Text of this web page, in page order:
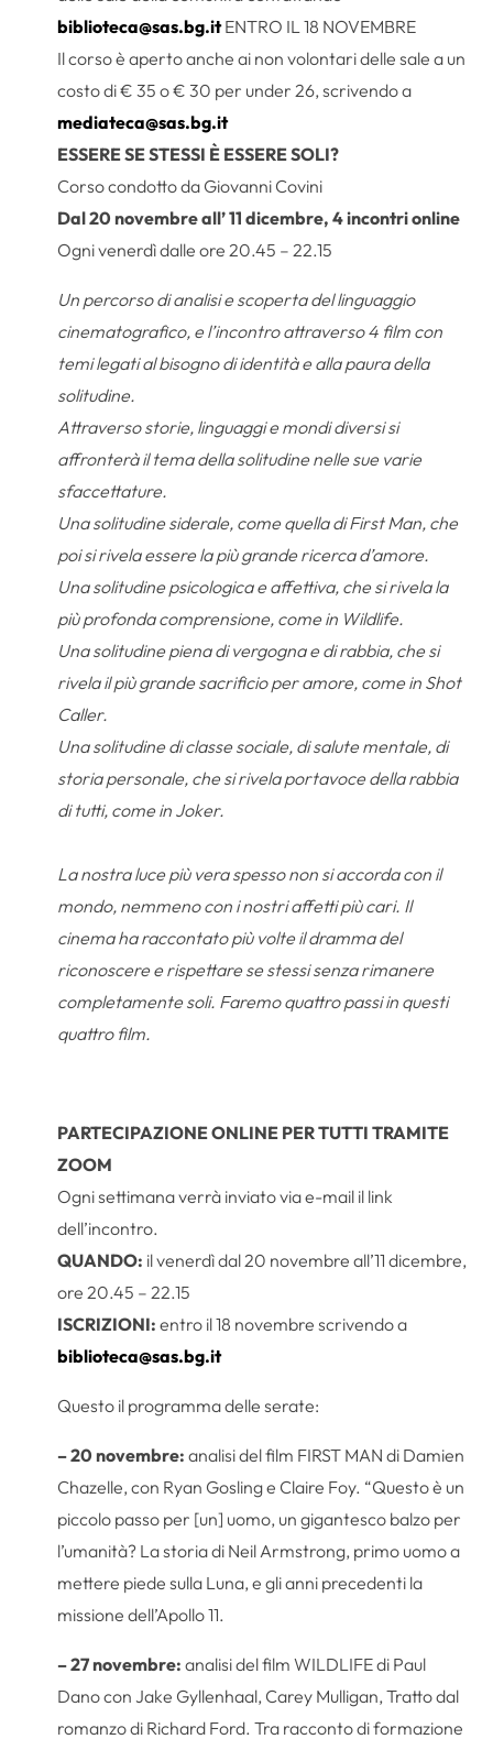
biblioteca@sas.bg.itENTRO IL 18 NOVEMBRE
Il corso è aperto anche ai non volontari delle sale a un
costo di € 35 o € 30 per under 26, scrivendo a
mediateca@sas.bg.it
ESSERE SE STESSI È ESSERE SOLI?
Corso condotto da Giovanni Covini
Dal 20 novembre all’ 11 dicembre, 4 incontri online
Ogni venerdì dalle ore 20.45 – 22.15
Un percorso di analisi e scoperta del linguaggio
cinematografico, e l’incontro attraverso 4 film con
temi legati al bisogno di identità e alla paura della
solitudine.
Attraverso storie, linguaggi e mondi diversi si
affronterà il tema della solitudine nelle sue varie
sfaccettature.
Una solitudine siderale, come quella di First Man, che
poi si rivela essere la più grande ricerca d’amore.
Una solitudine psicologica e affettiva, che si rivela la
più profonda comprensione, come in Wildlife.
Una solitudine piena di vergogna e di rabbia, che si
rivela il più grande sacrificio per amore, come in Shot
Caller.
Una solitudine di classe sociale, di salute mentale, di
storia personale, che si rivela portavoce della rabbia
di tutti, come in Joker.
La nostra luce più vera spesso non si accorda con il
mondo, nemmeno con i nostri affetti più cari. Il
cinema ha raccontato più volte il dramma del
riconoscere e rispettare se stessi senza rimanere
completamente soli. Faremo quattro passi in questi
quattro film.
PARTECIPAZIONE ONLINE PER TUTTI TRAMITE
ZOOM
Ogni settimana verrà inviato via e-mail il link
dell’incontro.
QUANDO: il venerdì dal 20 novembre all’11 dicembre,
ore 20.45 – 22.15
ISCRIZIONI:entro il 18 novembre scrivendo a
biblioteca@sas.bg.it
Questo il programma delle serate:
– 20 novembre: analisi del film FIRST MAN di Damien
Chazelle, con Ryan Gosling e Claire Foy. “Questo è un
piccolo passo per [un] uomo, un gigantesco balzo per
l’umanità? La storia di Neil Armstrong, primo uomo a
mettere piede sulla Luna, e gli anni precedenti la
missione dell’Apollo 11.
– 27 novembre:analisi del film WILDLIFE di Paul
Dano con Jake Gyllenhaal, Carey Mulligan, Tratto dal
romanzo di Richard Ford. Tra racconto di formazione